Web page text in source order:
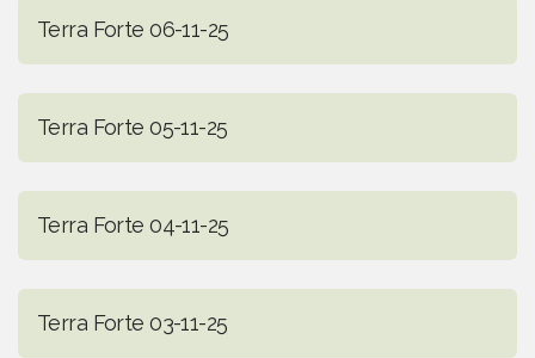
Terra Forte 06-11-25
Terra Forte 05-11-25
Terra Forte 04-11-25
Terra Forte 03-11-25